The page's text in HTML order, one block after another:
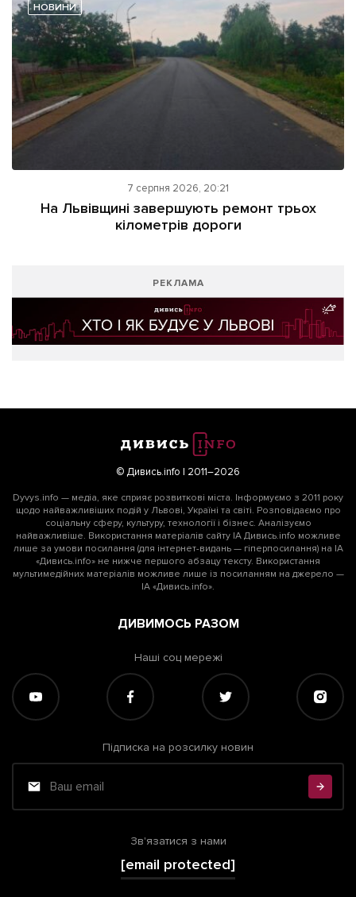
НОВИНИ
7 серпня 2026, 20:21
На Львівщині завершують ремонт трьох
кілометрів дороги
РЕКЛАМА
© Дивись.info | 2011–2026
Dyvys.info — медіа, яке сприяє розвиткові міста. Інформуємо з 2011 року
щодо найважливіших подій у Львові, Україні та світі. Розповідаємо про
соціальну сферу, культуру, технології і бізнес. Аналізуємо
найважливіше. Використання матеріалів сайту ІА Дивись.info можливе
лише за умови посилання (для інтернет-видань — гіперпосилання) на ІА
«Дивись.info» не нижче першого абзацу тексту. Використання
мультимедійних матеріалів можливе лише із посиланням на джерело —
ІА «Дивись.info».
ДИВИМОСЬ РАЗОМ
Наші соц мережі
Підписка на розсилку новин
Зв'язатися з нами
[email protected]